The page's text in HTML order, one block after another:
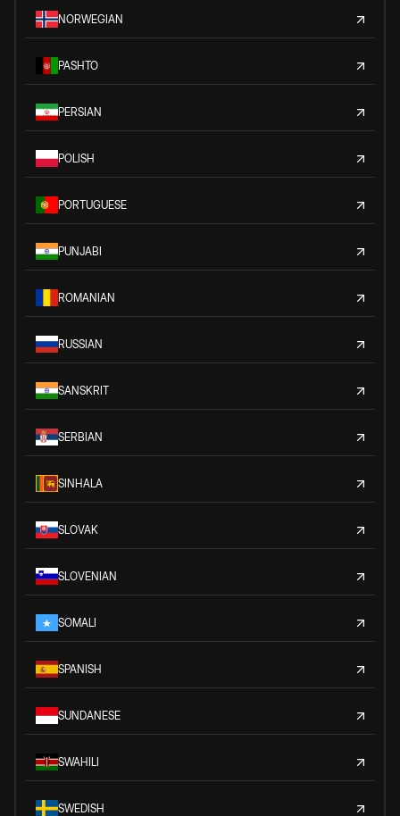
NORWEGIAN
PASHTO
PERSIAN
POLISH
PORTUGUESE
PUNJABI
ROMANIAN
RUSSIAN
SANSKRIT
SERBIAN
SINHALA
SLOVAK
SLOVENIAN
SOMALI
SPANISH
SUNDANESE
SWAHILI
SWEDISH